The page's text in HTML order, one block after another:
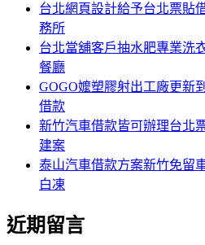
台北網頁設計給予台北票貼
務所
台北當舖客戶抽水肥專業洗
餐廳
GOGO嬤塑膠射出工廠更新
借款
新竹汽車借款皆可辦理台北
建案
泰山汽車借款方案新竹免留
白凍
近期留言